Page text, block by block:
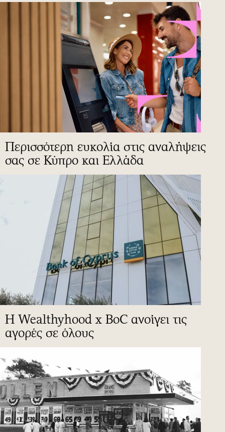
Περισσότερη ευκολία στις αναλήψεις
σας σε Κύπρο και Ελλάδα
Η Wealthyhood x BoC ανοίγει τις
αγορές σε όλους